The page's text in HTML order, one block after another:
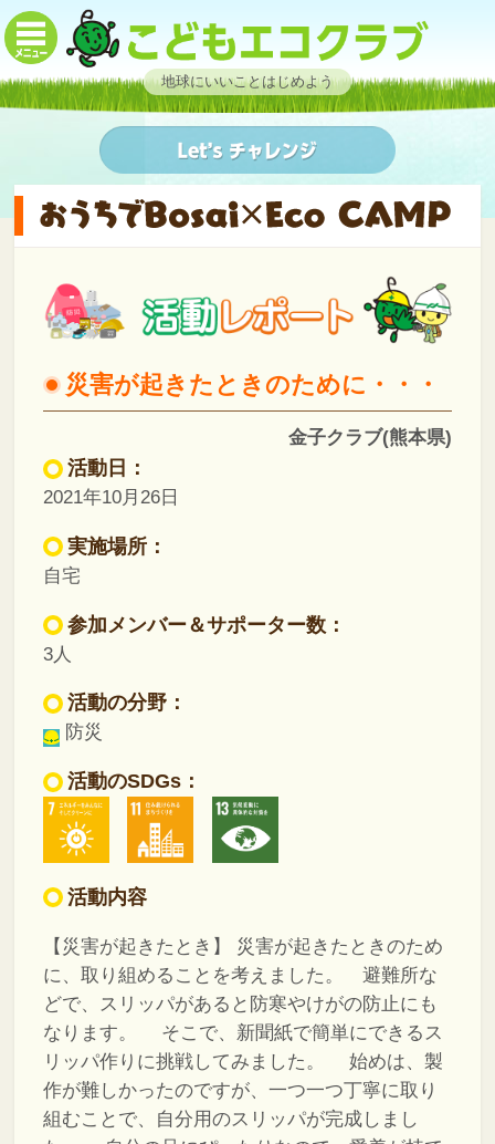
地球にいいことはじめよう
災害が起きたときのために・・・
金子クラブ(熊本県)
活動日：
2021年10月26日
実施場所：
自宅
参加メンバー＆サポーター数：
3人
活動の分野：
防災
活動のSDGs：
活動内容
【災害が起きたとき】
災害が起きたときのため
に、取り組めることを考えました。 避難所な
どで、スリッパがあると防寒やけがの防止にも
なります。
そこで、新聞紙で簡単にできるス
リッパ作りに挑戦してみました。
始めは、製
作が難しかったのですが、一つ一つ丁寧に取り
組むことで、自分用のスリッパが完成しまし